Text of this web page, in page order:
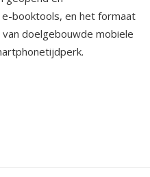
booktools, en het formaat
doelgebouwde mobiele